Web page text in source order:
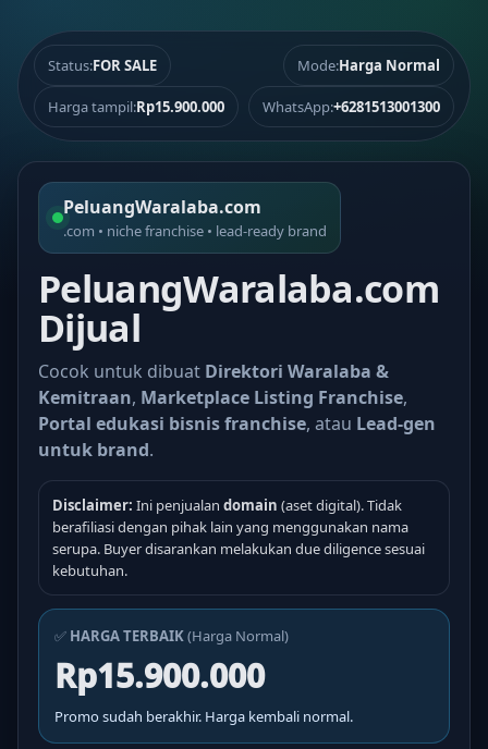
Status:FOR SALE Mode:Harga Normal
Harga tampil:Rp15.900.000 WhatsApp:+6281513001300
PeluangWaralaba.com
.com • niche franchise • lead-ready brand
PeluangWaralaba.com
Dijual
Cocok untuk dibuat Direktori Waralaba &
Kemitraan, Marketplace Listing Franchise,
Portal edukasi bisnis franchise, atau Lead-gen
untuk brand.
Disclaimer: Ini penjualan domain (aset digital). Tidak
berafiliasi dengan pihak lain yang menggunakan nama
serupa. Buyer disarankan melakukan due diligence sesuai
kebutuhan.
✅ HARGA TERBAIK(Harga Normal)
Rp15.900.000
Promo sudah berakhir. Harga kembali normal.